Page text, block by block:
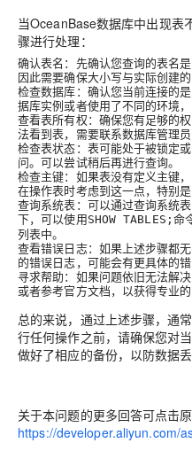
当OceanBase数据库中出现表
骤进行处理：
确认表名 ：先确认您查询的表名
因此需要确保大小写与实际创建的
检查数据库：确认您当前连接的
据库实例或者使用了不同的环境
查看表所有权：确保您有足够的
法看到表，需要联系数据库管理员
检查表状态：表可能处于被锁定
问。可以尝试稍后再进行查询。
检查主键：如果表没有定义主键
在操作表时考虑到这一点，特别
查询系统表：可以通过查询系统
下，可以使用SHOW TABLES; 命
列表中。
查看错误日志：如果上述步骤都
的错误日志，可能会有更具体的
寻求帮助：如果问题依旧无法解
或者参考官方文档，以获得专业的
总的来说，通过上述步骤，通
行任何操作之前，请确保您对
做好了相应的备份，以防数据丢
关于本问题的更多回答可点击原
https://developer.aliyun.com/